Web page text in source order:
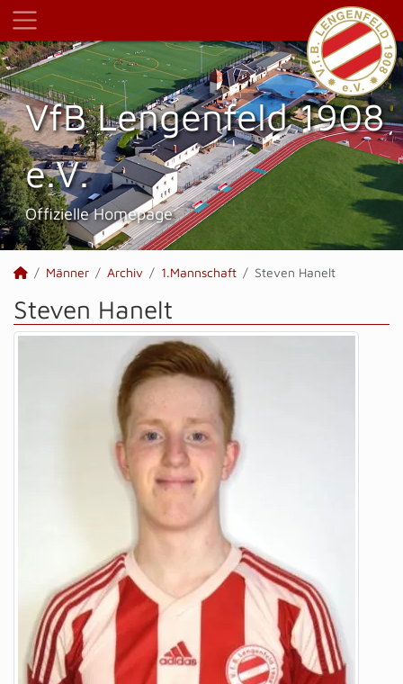
VfB Lengenfeld 1908
e.V.
Offizielle Homepage
Männer Archiv 1.Mannschaft Steven Hanelt
Steven Hanelt